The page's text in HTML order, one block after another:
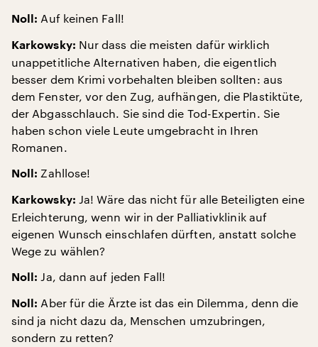
Noll: Auf keinen Fall!
Karkowsky: Nur dass die meisten dafür wirklich
unappetitliche Alternativen haben, die eigentlich
besser dem Krimi vorbehalten bleiben sollten: aus
dem Fenster, vor den Zug, aufhängen, die Plastiktüte,
der Abgasschlauch. Sie sind die Tod-Expertin. Sie
haben schon viele Leute umgebracht in Ihren
Romanen.
Noll: Zahllose!
Karkowsky: Ja! Wäre das nicht für alle Beteiligten eine
Erleichterung, wenn wir in der Palliativklinik auf
eigenen Wunsch einschlafen dürften, anstatt solche
Wege zu wählen?
Noll: Ja, dann auf jeden Fall!
Noll: Aber für die Ärzte ist das ein Dilemma, denn die
sind ja nicht dazu da, Menschen umzubringen,
sondern zu retten?